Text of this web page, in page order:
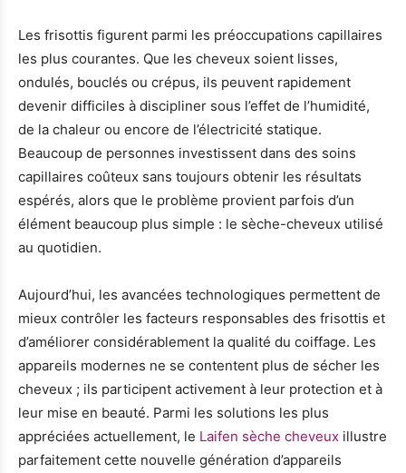
Les frisottis figurent parmi les préoccupations capillaires
les plus courantes. Que les cheveux soient lisses,
ondulés, bouclés ou crépus, ils peuvent rapidement
devenir difficiles à discipliner sous l’effet de l’humidité,
de la chaleur ou encore de l’électricité statique.
Beaucoup de personnes investissent dans des soins
capillaires coûteux sans toujours obtenir les résultats
espérés, alors que le problème provient parfois d’un
élément beaucoup plus simple : le sèche-cheveux utilisé
au quotidien.
Aujourd’hui, les avancées technologiques permettent de
mieux contrôler les facteurs responsables des frisottis et
d’améliorer considérablement la qualité du coiffage. Les
appareils modernes ne se contentent plus de sécher les
cheveux ; ils participent activement à leur protection et à
leur mise en beauté. Parmi les solutions les plus
appréciées actuellement, le Laifen sèche cheveux illustre
parfaitement cette nouvelle génération d’appareils